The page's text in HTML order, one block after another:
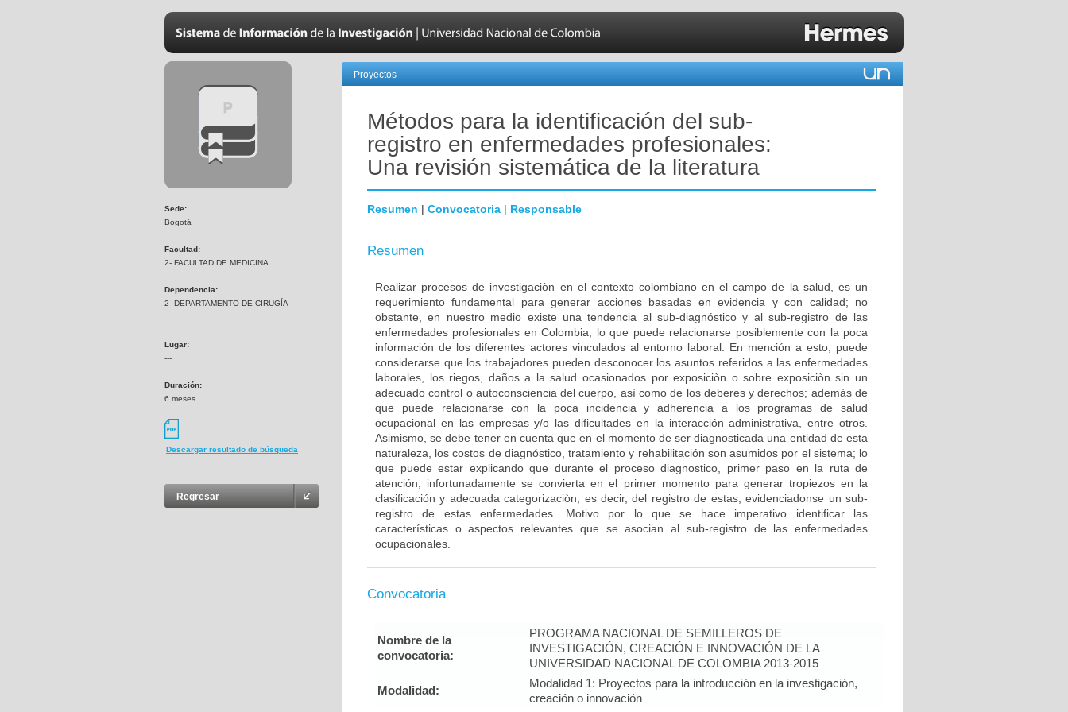
Sede:
Bogotá
Facultad:
2- FACULTAD DE MEDICINA
Dependencia:
2- DEPARTAMENTO DE CIRUGÍA
Lugar:
---
Duración:
6 meses
Descargar resultado de búsqueda
Regresar
Proyectos
Métodos para la identificación del sub-
registro en enfermedades profesionales:
Una revisión sistemática de la literatura
Resumen | Convocatoria | Responsable
Resumen
Realizar procesos de investigaciòn en el contexto colombiano en el campo de la salud, es un
requerimiento fundamental para generar acciones basadas en evidencia y con calidad; no
obstante, en nuestro medio existe una tendencia al sub-diagnóstico y al sub-registro de las
enfermedades profesionales en Colombia, lo que puede relacionarse posiblemente con la poca
información de los diferentes actores vinculados al entorno laboral. En mención a esto, puede
considerarse que los trabajadores pueden desconocer los asuntos referidos a las enfermedades
laborales, los riegos, daños a la salud ocasionados por exposiciòn o sobre exposiciòn sin un
adecuado control o autoconsciencia del cuerpo, asì como de los deberes y derechos; ademàs de
que puede relacionarse con la poca incidencia y adherencia a los programas de salud
ocupacional en las empresas y/o las dificultades en la interacción administrativa, entre otros.
Asimismo, se debe tener en cuenta que en el momento de ser diagnosticada una entidad de esta
naturaleza, los costos de diagnóstico, tratamiento y rehabilitación son asumidos por el sistema; lo
que puede estar explicando que durante el proceso diagnostico, primer paso en la ruta de
atención, infortunadamente se convierta en el primer momento para generar tropiezos en la
clasificación y adecuada categorizaciòn, es decir, del registro de estas, evidenciadonse un sub-
registro de estas enfermedades. Motivo por lo que se hace imperativo identificar las
características o aspectos relevantes que se asocian al sub-registro de las enfermedades
ocupacionales.
Convocatoria
Nombre de la
convocatoria:
PROGRAMA NACIONAL DE SEMILLEROS DE
INVESTIGACIÓN, CREACIÓN E INNOVACIÓN DE LA
UNIVERSIDAD NACIONAL DE COLOMBIA 2013-2015
Modalidad:
Modalidad 1: Proyectos para la introducción en la investigación,
creación o innovación